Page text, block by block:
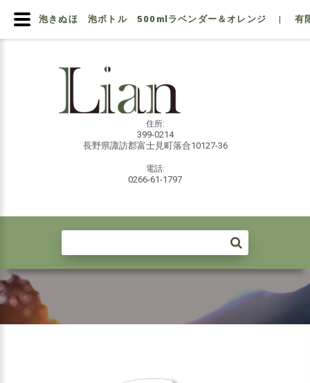
住所:
399-0214
長野県諏訪郡富士見町落合10127-36
電話:
0266-61-1797
泡きぬほ 泡ボトル 500mlラベンダー＆オレンジ | 有